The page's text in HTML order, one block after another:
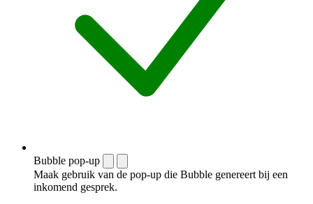
Bubble pop-up
Maak gebruik van de pop-up die Bubble genereert bij een
inkomend gesprek.